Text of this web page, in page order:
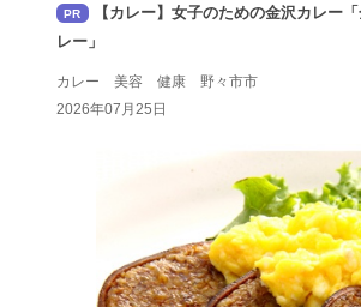
PR
【カレー】女子のための金沢カレー
レー」
カレー 美容 健康 野々市市
2026年07月25日